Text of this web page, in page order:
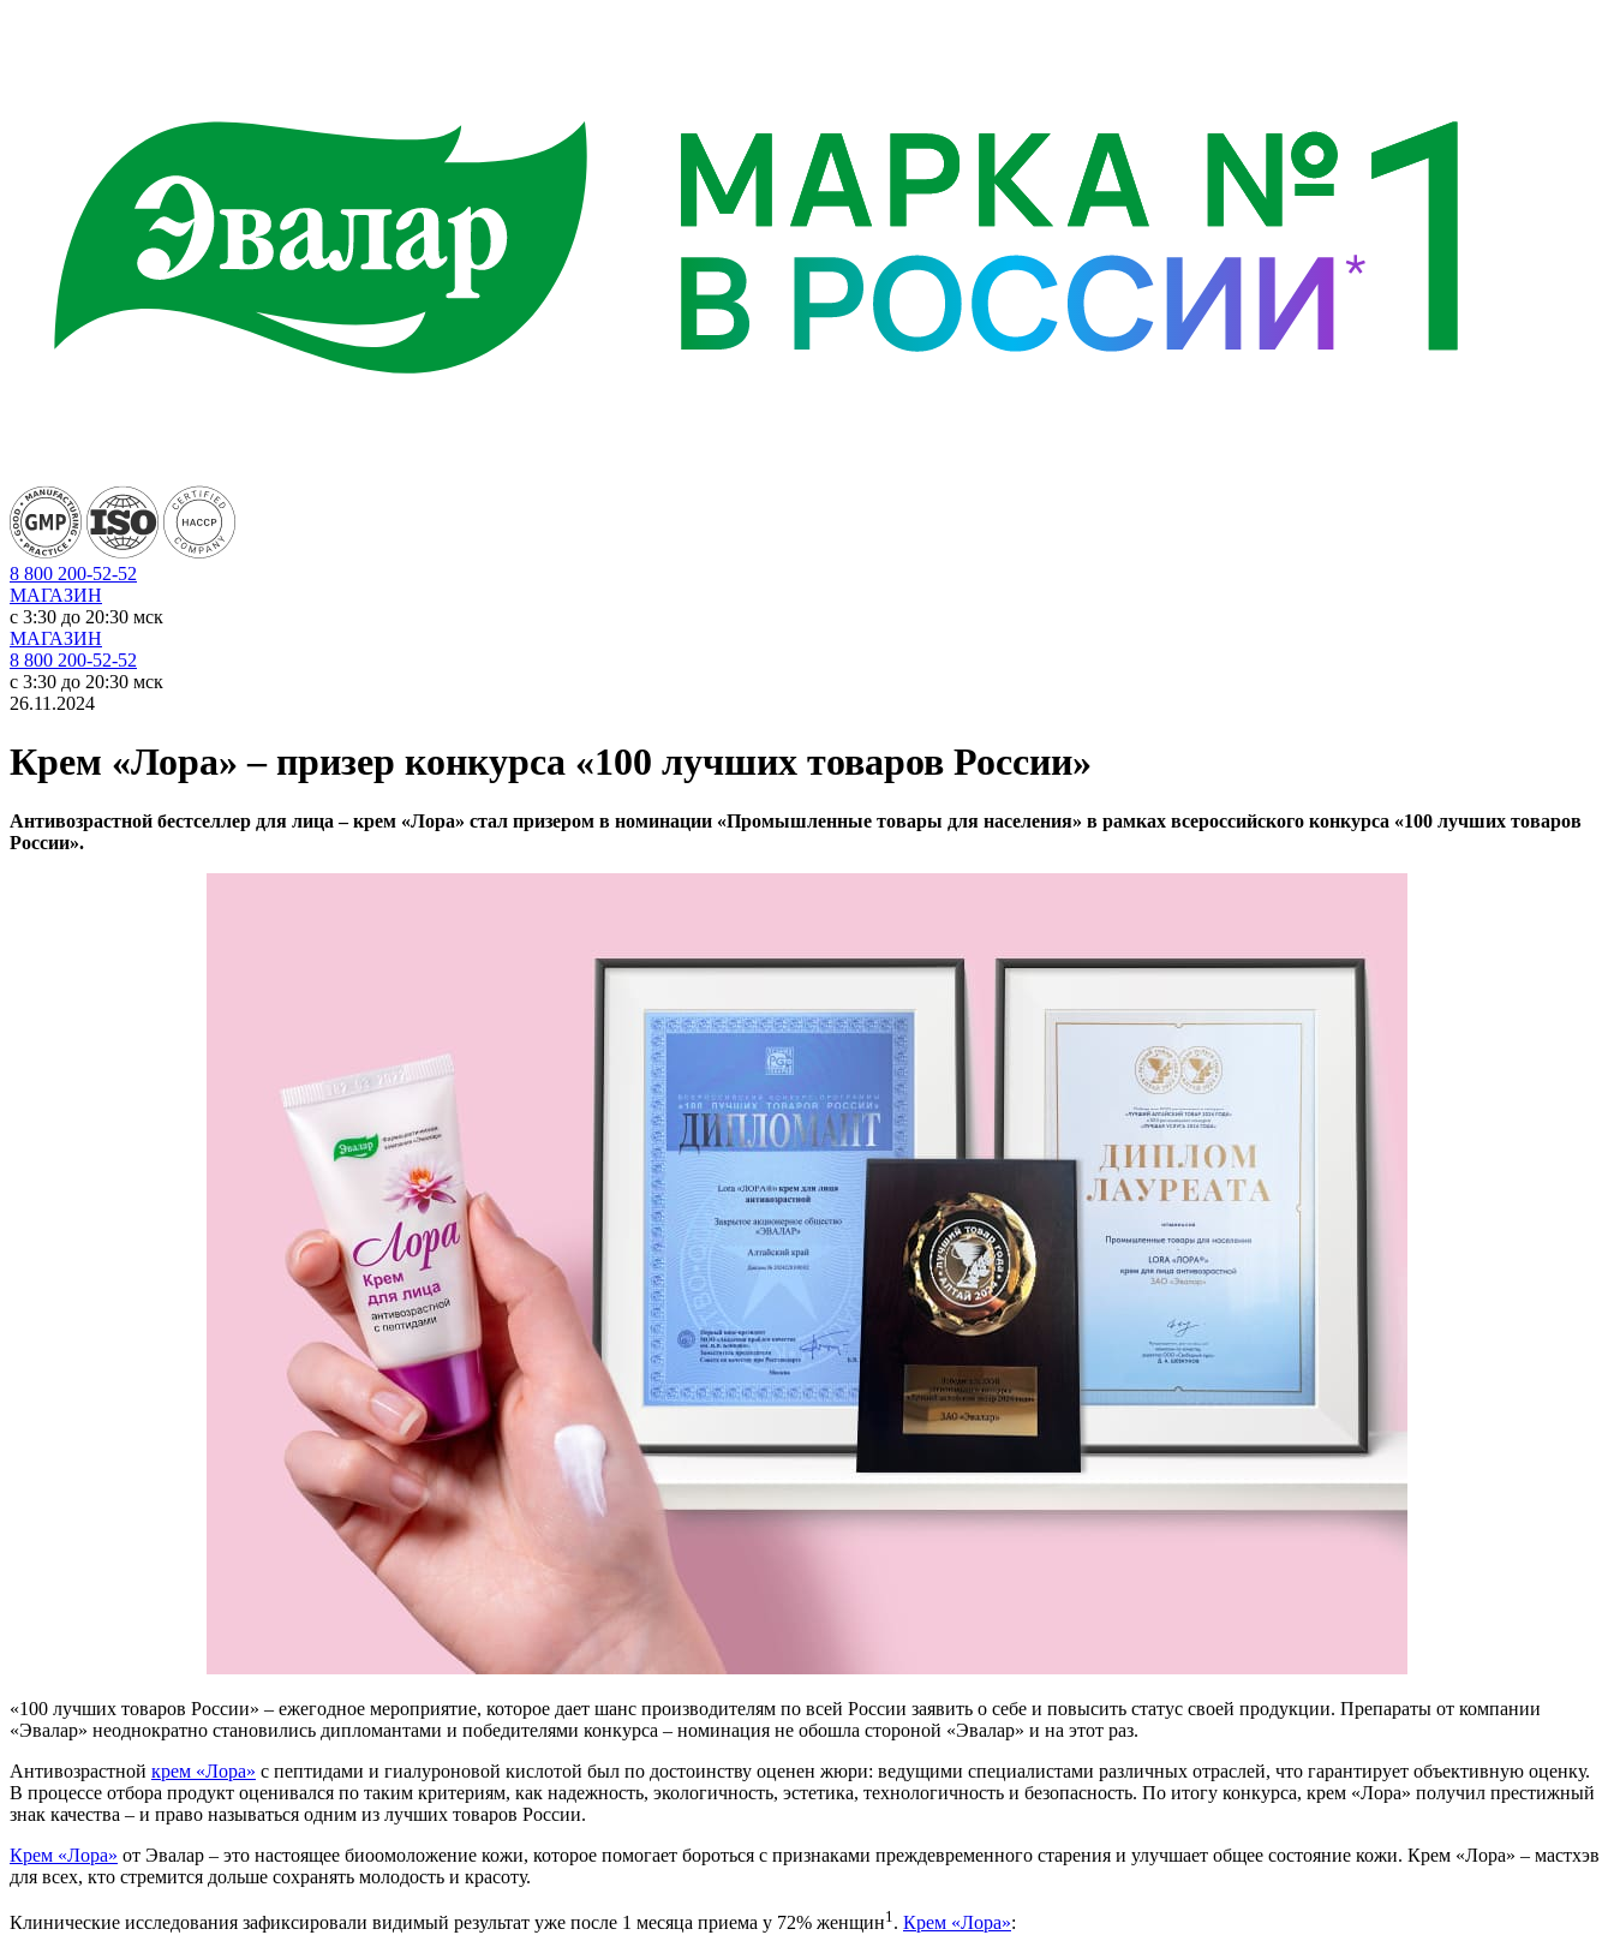
8 800 200-52-52
МАГАЗИН
c 3:30 до 20:30 мск
МАГАЗИН
8 800 200-52-52
c 3:30 до 20:30 мск
26.11.2024
Крем «Лора» – призер конкурса «100 лучших товаров России»
Антивозрастной бестселлер для лица – крем «Лора» стал призером в номинации «Промышленные товары для населения» в рамках всероссийского конкурса «100 лучших товаров
России».
«100 лучших товаров России» – ежегодное мероприятие, которое дает шанс производителям по всей России заявить о себе и повысить статус своей продукции. Препараты от компании
«Эвалар» неоднократно становились дипломантами и победителями конкурса – номинация не обошла стороной «Эвалар» и на этот раз.
Антивозрастной крем «Лора» с пептидами и гиалуроновой кислотой был по достоинству оценен жюри: ведущими специалистами различных отраслей, что гарантирует объективную оценку.
В процессе отбора продукт оценивался по таким критериям, как надежность, экологичность, эстетика, технологичность и безопасность. По итогу конкурса, крем «Лора» получил престижный
знак качества – и право называться одним из лучших товаров России.
Крем «Лора» от Эвалар – это настоящее биоомоложение кожи, которое помогает бороться с признаками преждевременного старения и улучшает общее состояние кожи. Крем «Лора» – мастхэв
для всех, кто стремится дольше сохранять молодость и красоту.
Клинические исследования зафиксировали видимый результат уже после 1 месяца приема у 72% женщин1 . Крем «Лора»: